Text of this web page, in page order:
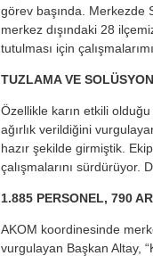
görev başında. Merkezde
merkez dışındaki 28
tutulması için
TUZLAMA VE
Özellikle karın etkili
ağırlık verildiğini
hazır şekilde girmiştik.
çalışmalarını sürdürüyor.
1.885 PERSONEL, 790
AKOM koordinesinde
vurgulayan Başkan Altay,